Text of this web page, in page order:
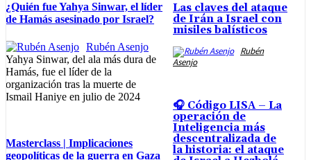
¿Quién fue Yahya Sinwar, el líder
de Hamás asesinado por Israel?
Rubén Asenjo
Yahya Sinwar, del ala más dura de
Hamás, fue el líder de la
organización tras la muerte de
Ismail Haniye en julio de 2024
Masterclass | Implicaciones
geopolíticas de la guerra en Gaza
Las claves del ataque
de Irán a Israel con
misiles balísticos
Rubén
Asenjo
🎧 Código LISA – La
operación de
Inteligencia más
descentralizada de
la historia: el ataque